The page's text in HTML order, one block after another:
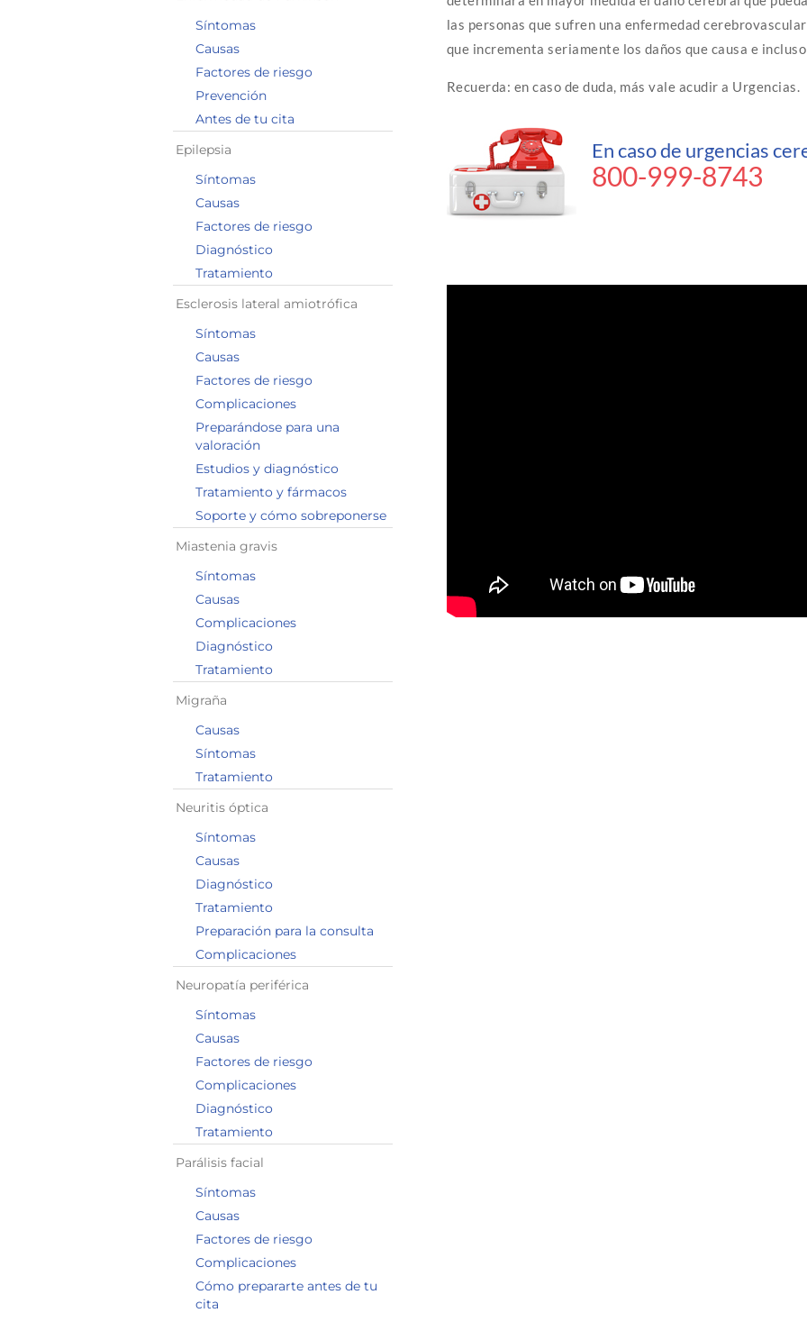
las personas que sufren una enfermedad
que incrementa seriamente los daños que causa e
Recuerda: en caso de duda, más vale acudir a Urgencias.
En caso de urgencias
800-999-8743
Síntomas
Causas
Factores de riesgo
Prevención
Antes de tu cita
Epilepsia
Síntomas
Causas
Factores de riesgo
Diagnóstico
Tratamiento
Esclerosis lateral amiotrófica
Síntomas
Causas
Factores de riesgo
Complicaciones
Preparándose para una
valoración
Estudios y diagnóstico
Tratamiento y fármacos
Soporte y cómo sobreponerse
Miastenia gravis
Síntomas
Causas
Complicaciones
Diagnóstico
Tratamiento
Migraña
Causas
Síntomas
Tratamiento
Neuritis óptica
Síntomas
Causas
Diagnóstico
Tratamiento
Preparación para la consulta
Complicaciones
Neuropatía periférica
Síntomas
Causas
Factores de riesgo
Complicaciones
Diagnóstico
Tratamiento
Parálisis facial
Síntomas
Causas
Factores de riesgo
Complicaciones
Cómo prepararte antes de tu
cita